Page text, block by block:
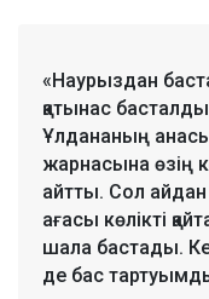
«Наурыздан
қатынас
Ұлдананың
жарнасына өзің
айтты. Сол
ағасы көлікті
шала бастады.
де бас